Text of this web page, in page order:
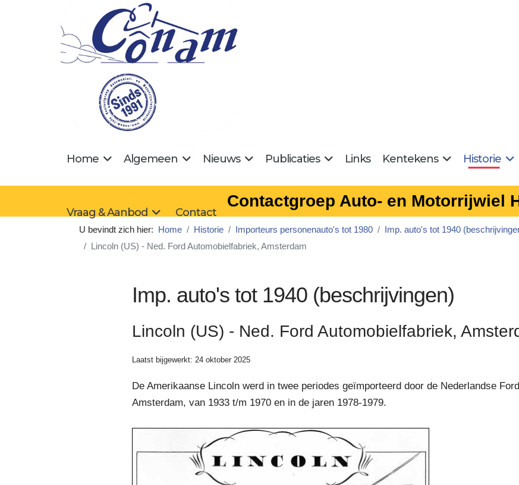
Home Algemeen Nieuws Publicaties Links Kentekens Historie
Vraag & Aanbod Contact
Contactgroep Auto- en Motorrijwiel
U bevindt zich hier: Home Historie Importeurs personenauto's tot 1980
Imp. auto's tot 1940
Lincoln (US) - Ned. Ford Automobielfabriek, Amsterdam
Imp. auto's tot 1940 (beschrijvingen)
Lincoln (US) - Ned. Ford Automobielfabriek,
Laatst bijgewerkt: 24 oktober 2025
De Amerikaanse Lincoln werd in twee periodes geïmporteerd door de Nederlandse
Amsterdam, van 1933 t/m 1970 en in de jaren 1978-1979.